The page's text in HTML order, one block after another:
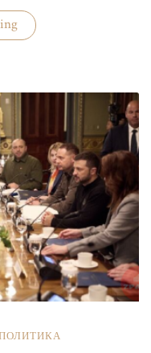
«Бизнес
«добровольных